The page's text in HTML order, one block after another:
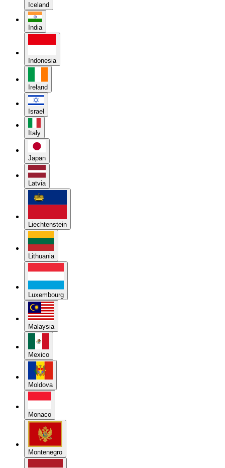
Iceland
India
Indonesia
Ireland
Israel
Italy
Japan
Latvia
Liechtenstein
Lithuania
Luxembourg
Malaysia
Mexico
Moldova
Monaco
Montenegro